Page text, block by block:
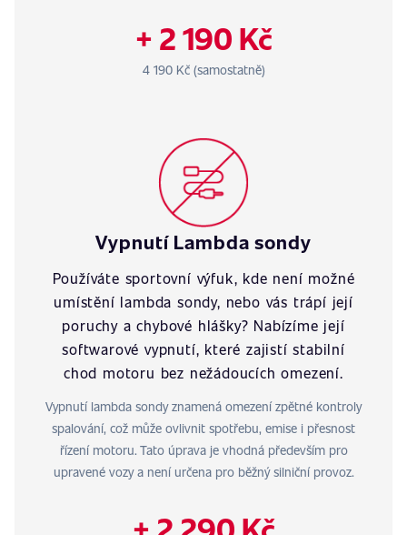
+ 2 190 Kč
4 190 Kč (samostatně)
Vypnutí Lambda sondy
Používáte sportovní výfuk, kde není možné
umístění lambda sondy, nebo vás trápí její
poruchy a chybové hlášky? Nabízíme její
softwarové vypnutí, které zajistí stabilní
chod motoru bez nežádoucích omezení.
Vypnutí lambda sondy znamená omezení zpětné kontroly
spalování, což může ovlivnit spotřebu, emise i přesnost
řízení motoru. Tato úprava je vhodná především pro
upravené vozy a není určena pro běžný silniční provoz.